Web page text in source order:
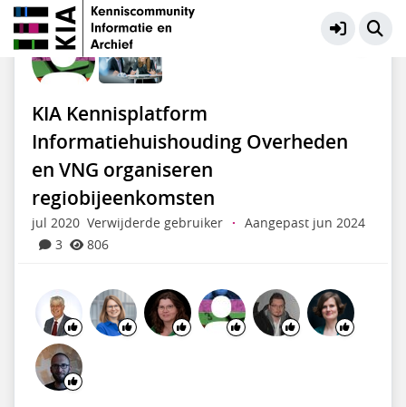
KIA Community Meer
KIA Kennisplatform
Informatiehuishouding Overheden
en VNG organiseren
regiobijeenkomsten
jul 2020 Verwijderde gebruiker ·
Aangepast jun 2024
3
806